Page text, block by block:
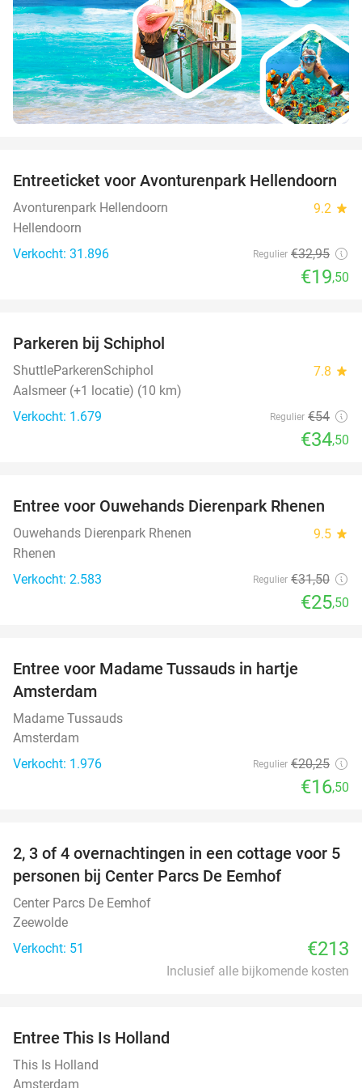
41%
Entreeticket voor Avonturenpark Hellendoorn
Avonturenpark Hellendoorn 9.2 star
Hellendoorn
Verkocht: 31.896
Regulier €32,95
€19,50
Parkeren bij Schiphol
ShuttleParkerenSchiphol 7.8 star
Aalsmeer (+1 locatie) (10 km)
Verkocht: 1.679
Regulier €54
€34,50
19%
Entree voor Ouwehands Dierenpark Rhenen
Ouwehands Dierenpark Rhenen 9.5 star
Rhenen
Verkocht: 2.583
Regulier €31,50
€25,50
Entree voor Madame Tussauds in hartje
Amsterdam
Madame Tussauds
Amsterdam
Verkocht: 1.976
Regulier €20,25
€16,50
2, 3 of 4 overnachtingen in een cottage voor 5
personen bij Center Parcs De Eemhof
Center Parcs De Eemhof
Zeewolde
Verkocht: 51
€213
Inclusief alle bijkomende kosten
Entree This Is Holland
This Is Holland
Amsterdam